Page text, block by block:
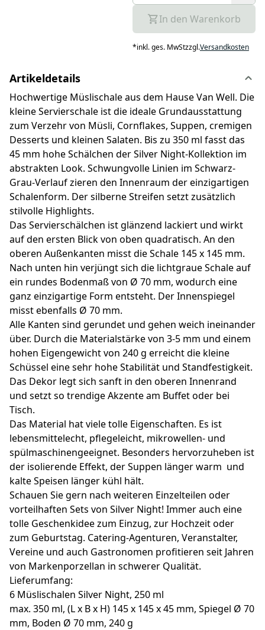
In den Warenkorb
*inkl. ges. MwStzzgl.Versandkosten
Artikeldetails
Hochwertige Müslischale aus dem Hause Van Well. Die
kleine Servierschale ist die ideale Grundausstattung
zum Verzehr von Müsli, Cornflakes, Suppen, cremigen
Desserts und kleinen Salaten. Bis zu 350 ml fasst das
45 mm hohe Schälchen der Silver Night-Kollektion im
abstrakten Look. Schwungvolle Linien im Schwarz-
Grau-Verlauf zieren den Innenraum der einzigartigen
Schalenform. Der silberne Streifen setzt zusätzlich
stilvolle Highlights.
Das Servierschälchen ist glänzend lackiert und wirkt
auf den ersten Blick von oben quadratisch. An den
oberen Außenkanten misst die Schale 145 x 145 mm.
Nach unten hin verjüngt sich die lichtgraue Schale auf
ein rundes Bodenmaß von Ø 70 mm, wodurch eine
ganz einzigartige Form entsteht. Der Innenspiegel
misst ebenfalls Ø 70 mm.
Alle Kanten sind gerundet und gehen weich ineinander
über. Durch die Materialstärke von 3-5 mm und einem
hohen Eigengewicht von 240 g erreicht die kleine
Schüssel eine sehr hohe Stabilität und Standfestigkeit.
Das Dekor legt sich sanft in den oberen Innenrand
und setzt so trendige Akzente am Buffet oder bei
Tisch.
Das Material hat viele tolle Eigenschaften. Es ist
lebensmittelecht, pflegeleicht, mikrowellen- und
spülmaschinengeeignet. Besonders hervorzuheben ist
der isolierende Effekt, der Suppen länger warm und
kalte Speisen länger kühl hält.
Schauen Sie gern nach weiteren Einzelteilen oder
vorteilhaften Sets von Silver Night! Immer auch eine
tolle Geschenkidee zum Einzug, zur Hochzeit oder
zum Geburtstag. Catering-Agenturen, Veranstalter,
Vereine und auch Gastronomen profitieren seit Jahren
von Markenporzellan in schwerer Qualität.
Lieferumfang:
6 Müslischalen Silver Night, 250 ml
max. 350 ml, (L x B x H) 145 x 145 x 45 mm, Spiegel Ø 70
mm, Boden Ø 70 mm, 240 g